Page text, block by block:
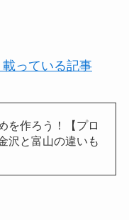
っている記事
を作ろう！【プロ
沢と富山の違いも